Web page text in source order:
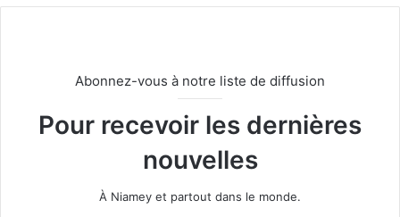
Abonnez-vous à notre liste de diffusion
Pour recevoir les dernières
nouvelles
À Niamey et partout dans le monde.